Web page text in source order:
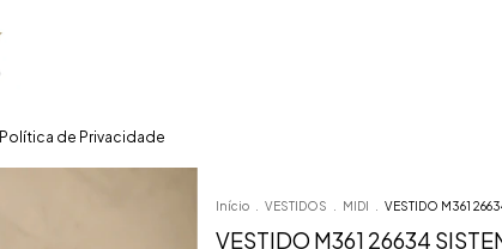
Política de Privacidade
Início VESTIDOS MIDI VESTIDO M361
VESTIDO M361 26634